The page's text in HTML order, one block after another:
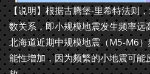
【说明】根据古腾堡-里希特法则
数关系，即小规模地震发生频率远
北海道近期中规模地震（M5-M6
能性增加，因为频繁的小地震可能